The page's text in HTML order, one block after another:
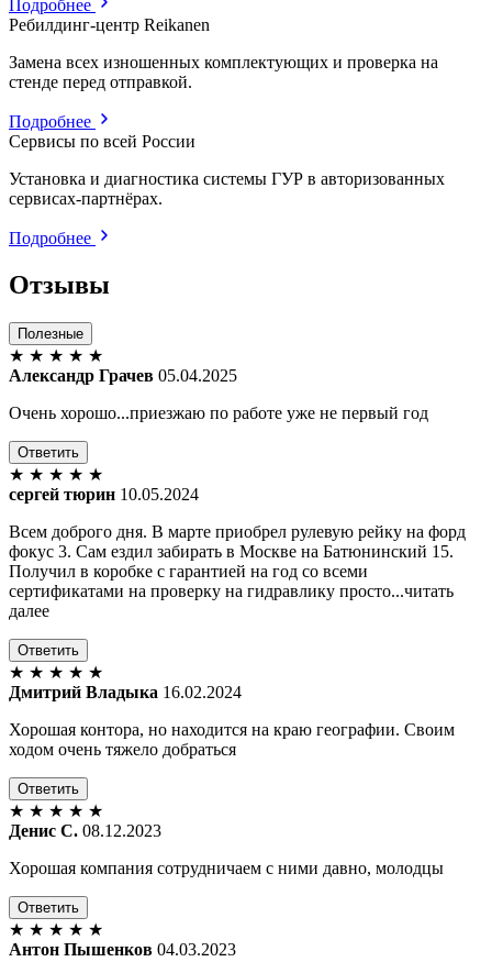
Подробнее
Ребилдинг-центр Reikanen
Замена всех изношенных комплектующих и проверка на
стенде перед отправкой.
Подробнее
Сервисы по всей России
Установка и диагностика системы ГУР в авторизованных
сервисах-партнёрах.
Подробнее
Отзывы
Полезные
★ ★ ★ ★ ★
Александр Грачев 05.04.2025
Очень хорошо...приезжаю по работе уже не первый год
Ответить
★ ★ ★ ★ ★
сергей тюрин 10.05.2024
Всем доброго дня. В марте приобрел рулевую рейку на форд
фокус 3. Сам ездил забирать в Москве на Батюнинский 15.
Получил в коробке с гарантией на год со всеми
сертификатами на проверку на гидравлику просто...читать
далее
Ответить
★ ★ ★ ★ ★
Дмитрий Владыка 16.02.2024
Хорошая контора, но находится на краю географии. Своим
ходом очень тяжело добраться
Ответить
★ ★ ★ ★ ★
Денис С. 08.12.2023
Хорошая компания сотрудничаем с ними давно, молодцы
Ответить
★ ★ ★ ★ ★
Антон Пышенков 04.03.2023